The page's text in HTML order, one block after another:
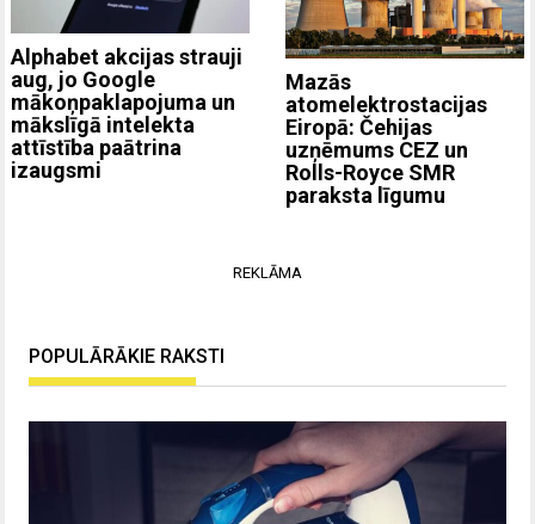
Alphabet akcijas strauji
aug, jo Google
mākoņpaklapojuma un
mākslīgā intelekta
attīstība paātrina
izaugsmi
Mazās
atomelektrostacijas
Eiropā: Čehijas
uzņēmums CEZ un
Rolls-Royce SMR
paraksta līgumu
REKLĀMA
POPULĀRĀKIE RAKSTI